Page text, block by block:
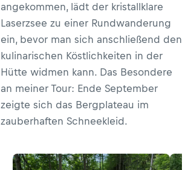
angekommen, lädt der kristallklare
Laserzsee zu einer Rundwanderung
ein, bevor man sich anschließend den
kulinarischen Köstlichkeiten in der
Hütte widmen kann. Das Besondere
an meiner Tour: Ende September
zeigte sich das Bergplateau im
zauberhaften Schneekleid.